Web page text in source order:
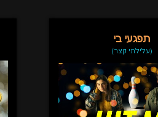
תפגעי בי
(עלילתי קצר)